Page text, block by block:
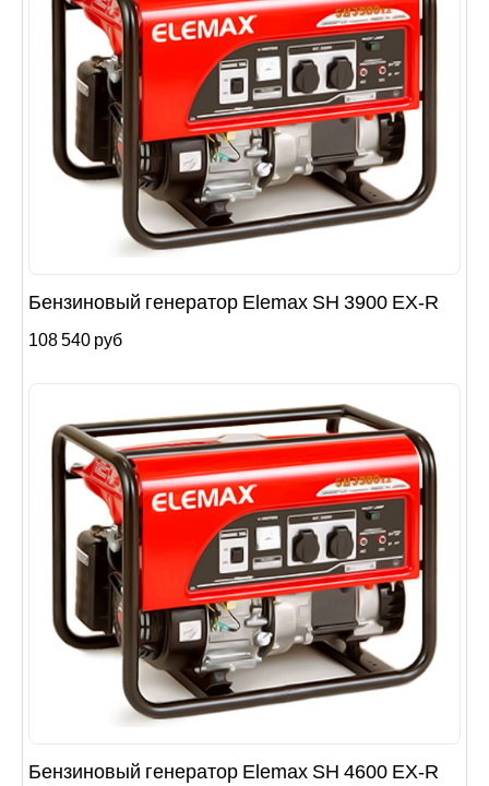
Бензиновый генератор Elemax SH 3900 EX-R
108 540 руб
Бензиновый генератор Elemax SH 4600 EX-R